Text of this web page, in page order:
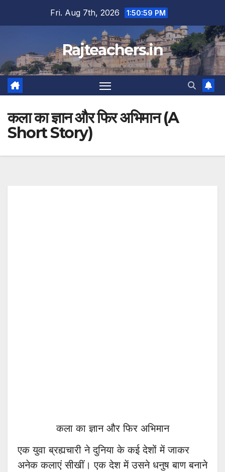
Fri. Aug 7th, 2026 1:51:00 PM
Rajteachers.in
कला का ज्ञान और फिर अभिमान (A
Short Story)
कला का ज्ञान और फिर अभिमान
एक युवा ब्रह्यचारी ने दुनिया के कई देशों में जाकर
अनेक कलाएं सीखीं। एक देश में उसने धनुष बाण बनाने